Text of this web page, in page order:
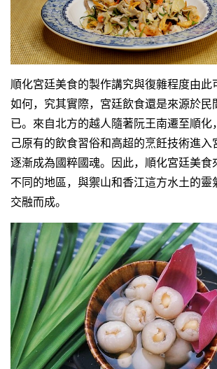
順化宮廷美食的製作講究與復雜程度由此
如何，究其實際，宮廷飲食還是來源於民
已。來自北方的越人隨著阮王南遷至順化
己原有的飲食習俗和高超的烹飪技術進入
逐漸成為國粹國魂。因此，順化宮廷美食
不同的地區，與禦山和香江這方水土的靈
交融而成。